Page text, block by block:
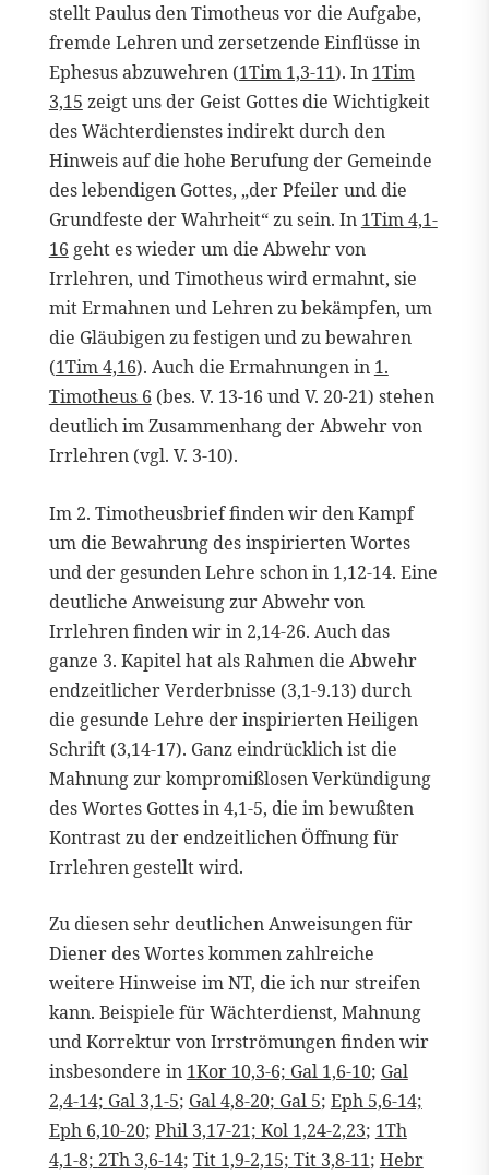
stellt Paulus den Timotheus vor die Aufgabe,
fremde Lehren und zersetzende Einflüsse in
Ephesus abzuwehren (1Tim 1,3-11). In 1Tim
3,15 zeigt uns der Geist Gottes die Wichtigkeit
des Wächterdienstes indirekt durch den
Hinweis auf die hohe Berufung der Gemeinde
des lebendigen Gottes, „der Pfeiler und die
Grundfeste der Wahrheit“ zu sein. In 1Tim 4,1-
16 geht es wieder um die Abwehr von
Irrlehren, und Timotheus wird ermahnt, sie
mit Ermahnen und Lehren zu bekämpfen, um
die Gläubigen zu festigen und zu bewahren
(1Tim 4,16). Auch die Ermahnungen in 1.
Timotheus 6 (bes. V. 13-16 und V. 20-21) stehen
deutlich im Zusammenhang der Abwehr von
Irrlehren (vgl. V. 3-10).
Im 2. Timotheusbrief finden wir den Kampf
um die Bewahrung des inspirierten Wortes
und der gesunden Lehre schon in 1,12-14. Eine
deutliche Anweisung zur Abwehr von
Irrlehren finden wir in 2,14-26. Auch das
ganze 3. Kapitel hat als Rahmen die Abwehr
endzeitlicher Verderbnisse (3,1-9.13) durch
die gesunde Lehre der inspirierten Heiligen
Schrift (3,14-17). Ganz eindrücklich ist die
Mahnung zur kompromißlosen Verkündigung
des Wortes Gottes in 4,1-5, die im bewußten
Kontrast zu der endzeitlichen Öffnung für
Irrlehren gestellt wird.
Zu diesen sehr deutlichen Anweisungen für
Diener des Wortes kommen zahlreiche
weitere Hinweise im NT, die ich nur streifen
kann. Beispiele für Wächterdienst, Mahnung
und Korrektur von Irrströmungen finden wir
insbesondere in 1Kor 10,3-6; Gal 1,6-10; Gal
2,4-14; Gal 3,1-5; Gal 4,8-20; Gal 5; Eph 5,6-14;
Eph 6,10-20; Phil 3,17-21; Kol 1,24-2,23; 1Th
4,1-8; 2Th 3,6-14; Tit 1,9-2,15; Tit 3,8-11; Hebr